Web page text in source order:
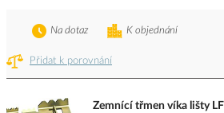
Přidat k porovnání
K objednání
Na dotaz
Zemnící třmen víka lišty